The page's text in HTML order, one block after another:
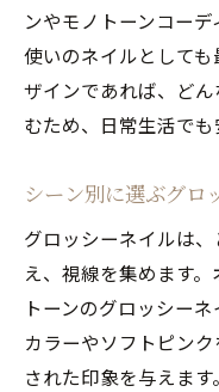
ンやモノトーンコー
使いのネイルとして
ザインであれば、ど
むため、日常生活でも
シーン別に選ぶグロ
グロッシーネイルは
え、視線を集めます
トーンのグロッシー
カラーやソフトピン
された印象を与えま